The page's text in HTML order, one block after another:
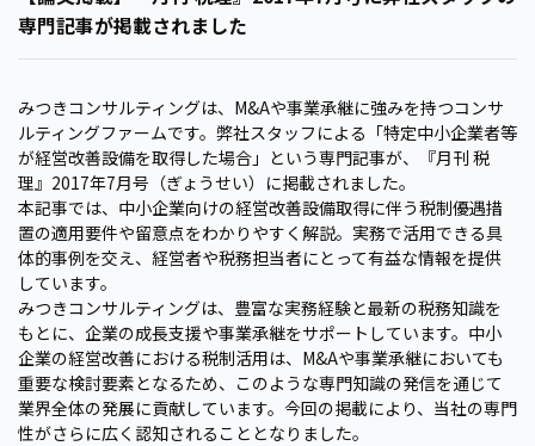
専門記事が掲載されました
みつきコンサルティングは、M&Aや事業承継に強みを持つコンサ
ルティングファームです。弊社スタッフによる「特定中小企業者等
が経営改善設備を取得した場合」という専門記事が、『月刊 税
理』2017年7月号（ぎょうせい）に掲載されました。
本記事では、中小企業向けの経営改善設備取得に伴う税制優遇措
置の適用要件や留意点をわかりやすく解説。実務で活用できる具
体的事例を交え、経営者や税務担当者にとって有益な情報を提供
しています。
みつきコンサルティングは、豊富な実務経験と最新の税務知識を
もとに、企業の成長支援や事業承継をサポートしています。中小
企業の経営改善における税制活用は、M&Aや事業承継においても
重要な検討要素となるため、このような専門知識の発信を通じて
業界全体の発展に貢献しています。今回の掲載により、当社の専門
性がさらに広く認知されることとなりました。